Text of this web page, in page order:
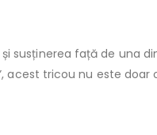
susținerea față de una
acest tricou nu este doar